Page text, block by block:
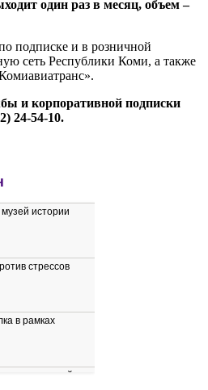
один раз в месяц, объем –
подписке и в розничной
сеть Республики Коми, а также
и корпоративной подписки
24-54-10.